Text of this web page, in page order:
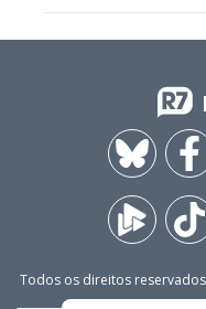
Todos os direitos